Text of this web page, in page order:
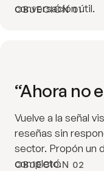
OBJECIÓN 01
conversación útil.
OBJECIÓN 02
“Ahora no
Vuelve a la señal
reseñas sin
sector. Propón un
completo.